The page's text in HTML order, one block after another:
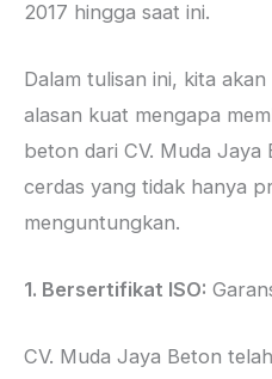
2017 hingga saat ini.
Dalam tulisan ini, kita
alasan kuat mengapa
beton dari CV. Muda Jaya
cerdas yang tidak hanya
menguntungkan.
1. Bersertifikat ISO:
CV. Muda Jaya Beton